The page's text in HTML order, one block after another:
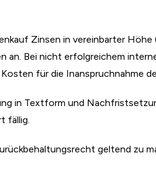
Zinsen in vereinbarter Höhe
Bei nicht erfolgreichem
für die Inanspruchnahme
in Textform und
fällig.
geltend zu